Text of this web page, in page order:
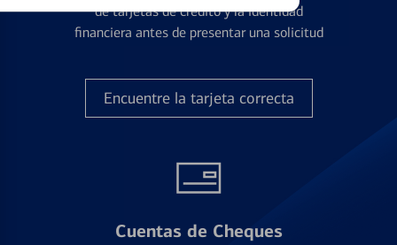
de tarjetas de crédito y la identidad
financiera antes de presentar una solicitud
Encuentre la tarjeta correcta
Cuentas de Cheques